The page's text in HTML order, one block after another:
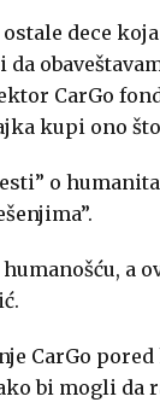
ostale dece
CarGo
kupi ono
o
a
CarGo
bi mogli da